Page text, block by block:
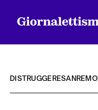
DISTRUGGERESANREMO